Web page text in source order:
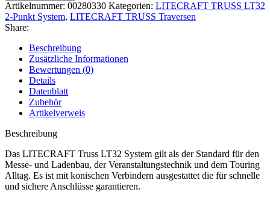
Artikelnummer: 00280330 Kategorien: LITECRAFT TRUSS LT32
2-Punkt System, LITECRAFT TRUSS Traversen
Share:
Beschreibung
Zusätzliche Informationen
Bewertungen (0)
Details
Datenblatt
Zubehör
Artikelverweis
Beschreibung
Das LITECRAFT Truss LT32 System gilt als der Standard für den
Messe- und Ladenbau, der Veranstaltungstechnik und dem Touring
Alltag. Es ist mit konischen Verbindern ausgestattet die für schnelle
und sichere Anschlüsse garantieren.